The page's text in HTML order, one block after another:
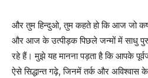
और तुम हिन्दुओ, तुम कहते हो कि आज जो
और आज के उत्पीड़क पिछले जन्मों में साधु
रहे हैं। मुझे यह मानना पड़ता है कि आपके
ऐसे सिद्धान्त गढ़े, जिनमें तर्क और अविश्वास